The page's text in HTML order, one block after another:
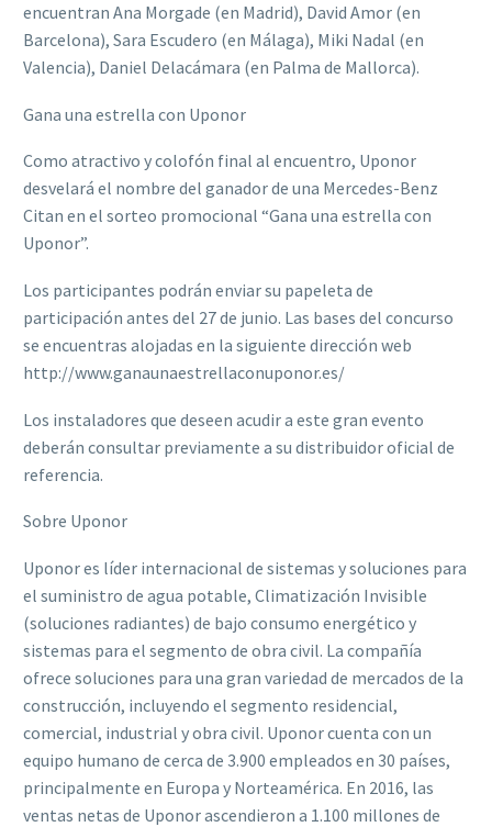
encuentran Ana Morgade (en Madrid), David Amor (en
Barcelona), Sara Escudero (en Málaga), Miki Nadal (en
Valencia), Daniel Delacámara (en Palma de Mallorca).
Gana una estrella con Uponor
Como atractivo y colofón final al encuentro, Uponor
desvelará el nombre del ganador de una Mercedes-Benz
Citan en el sorteo promocional “Gana una estrella con
Uponor”.
Los participantes podrán enviar su papeleta de
participación antes del 27 de junio. Las bases del concurso
se encuentras alojadas en la siguiente dirección web
http://www.ganaunaestrellaconuponor.es/
Los instaladores que deseen acudir a este gran evento
deberán consultar previamente a su distribuidor oficial de
referencia.
Sobre Uponor
Uponor es líder internacional de sistemas y soluciones para
el suministro de agua potable, Climatización Invisible
(soluciones radiantes) de bajo consumo energético y
sistemas para el segmento de obra civil. La compañía
ofrece soluciones para una gran variedad de mercados de la
construcción, incluyendo el segmento residencial,
comercial, industrial y obra civil. Uponor cuenta con un
equipo humano de cerca de 3.900 empleados en 30 países,
principalmente en Europa y Norteamérica. En 2016, las
ventas netas de Uponor ascendieron a 1.100 millones de